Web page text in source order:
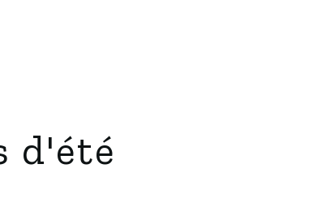
d'été